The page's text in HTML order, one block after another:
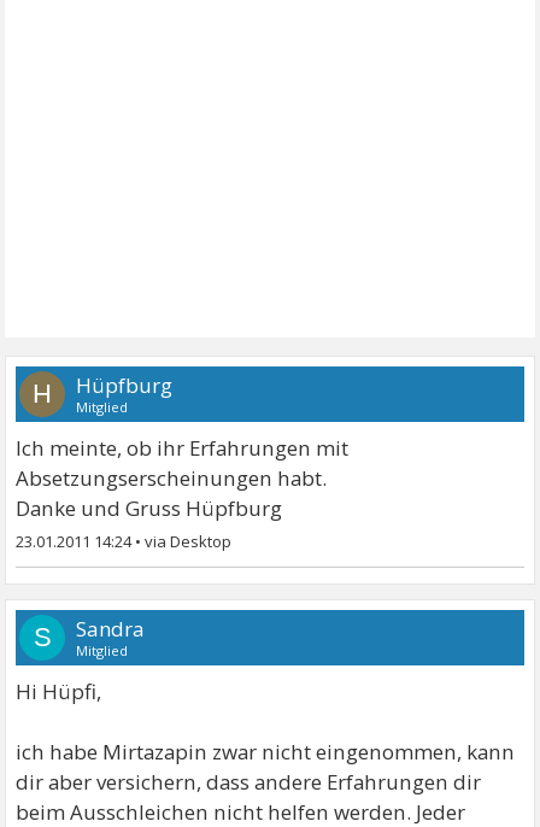
H Hüpfburg
Mitglied
Ich meinte, ob ihr Erfahrungen mit
Absetzungserscheinungen habt.
Danke und Gruss Hüpfburg
23.01.2011 14:24•
S Sandra
Mitglied
Hi Hüpfi,
ich habe Mirtazapin zwar nicht eingenommen, kann
dir aber versichern, dass andere Erfahrungen dir
beim Ausschleichen nicht helfen werden. Jeder